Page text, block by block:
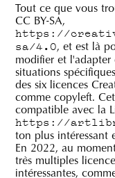
Tout ce que vous
CC BY-SA,
https://
sa/4.0, et est là
modifier et
situations
des six licences
comme copyleft.
compatible avec la
https://
ton plus intéressant
En 2022, au
très multiples
intéressantes,